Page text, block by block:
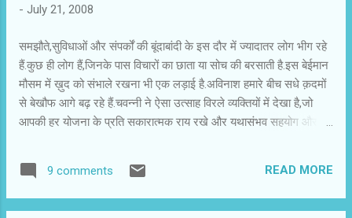
दरअसल, अजीज अंकल ऐक्टर के प्रिय डायरेक्टर हैं। क्या खासियत है इस
हो...
- July 21, 2008
समझौते,सुविधाओं और संपर्कों की बूंदाबांदी के इस दौर में ज्यादातर लोग भीग रहे
हैं.कुछ ही लोग हैं,जिनके पास विचारों का छाता या सोच की बरसाती है.इस बेईमान
मौसम में ख़ुद को संभाले रखना भी एक लड़ाई है.अविनाश हमारे बीच सधे क़दमों
से बेखौफ आगे बढ़ रहे हैं.चवन्नी ने ऐसा उत्साह विरले व्यक्तियों में देखा है,जो
आपकी हर योजना के प्रति सकारात्मक राय रखे और यथासंभव सहयोग और
भेजा.चवन्नी उसे यहाँ प्रकाशित कर रहा है.इच्छा है कि इस सीरिज़ के अंतर्गत
हम सिनेमा से निजी संबंधों को समझें और उन अनुभवों को बांटे ,जिनसे हमें सिने
9 comments READ MORE